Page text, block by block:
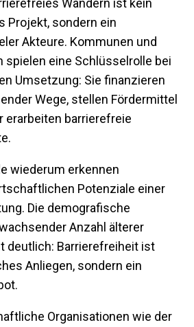
Projekt, sondern ein
Akteure. Kommunen und
spielen eine Schlüsselrolle bei
Umsetzung: Sie finanzieren
Wege, stellen Fördermittel
erarbeiten barrierefreie
wiederum erkennen
Potenziale einer
Die demografische
Anzahl älterer
deutlich: Barrierefreiheit ist
Anliegen, sondern ein
Organisationen wie der